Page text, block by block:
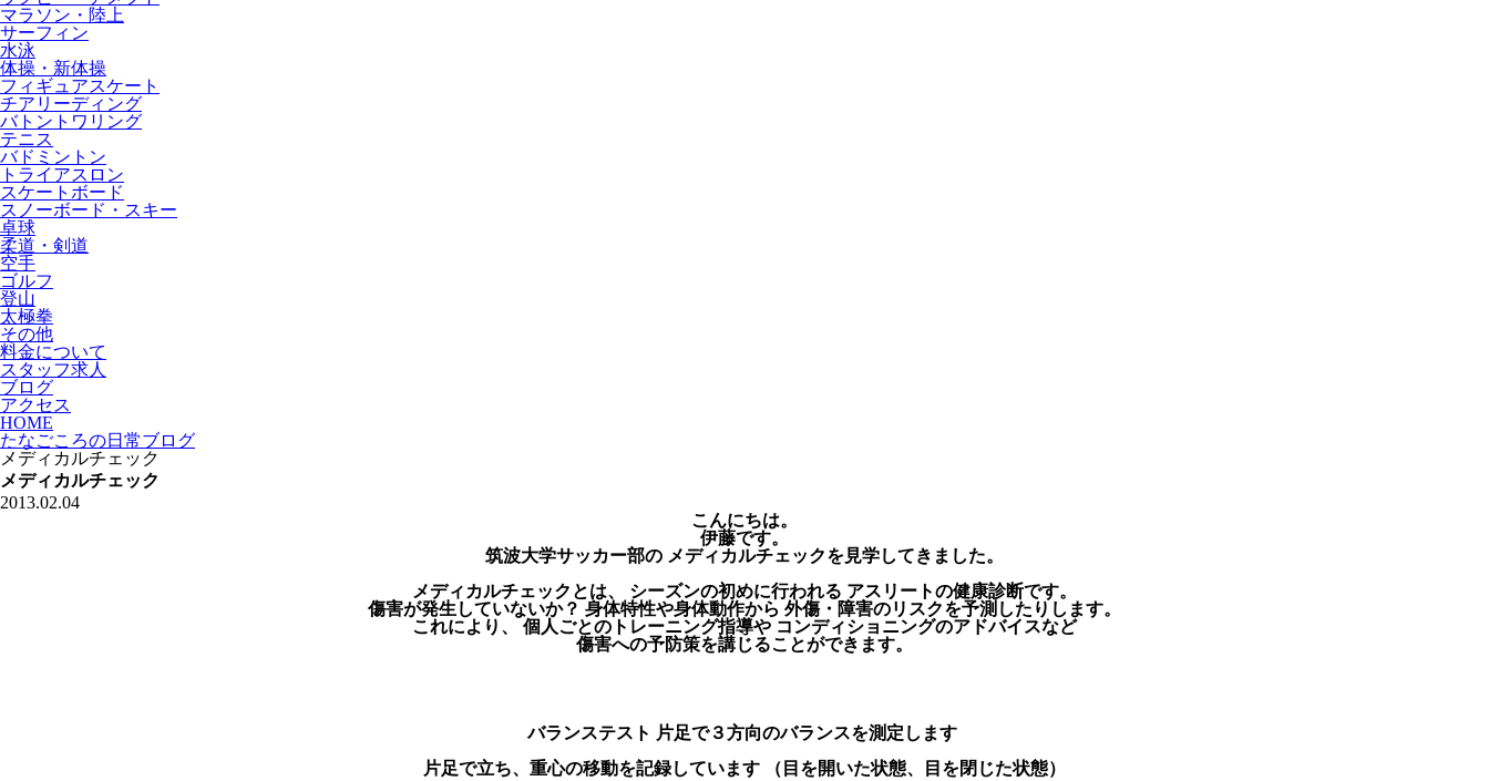
マラソン・陸上
サーフィン
水泳
体操・新体操
フィギュアスケート
チアリーディング
バトントワリング
テニス
バドミントン
トライアスロン
スケートボード
スノーボード・スキー
卓球
柔道・剣道
空手
ゴルフ
登山
太極拳
その他
料金について
スタッフ求人
ブログ
アクセス
HOME
たなごころの日常ブログ
メディカルチェック
メディカルチェック
2013.02.04
こんにちは。
伊藤です。
筑波大学サッカー部の メディカルチェックを見学してきました。
メディカルチェックとは、 シーズンの初めに行われる アスリートの健康診断です。
傷害が発生していないか？ 身体特性や身体動作から 外傷・障害のリスクを予測したりします。
これにより、 個人ごとのトレーニング指導や コンディショニングのアドバイスなど
傷害への予防策を講じることができます。
バランステスト 片足で３方向のバランスを測定します
片足で立ち、重心の移動を記録しています （目を開いた状態、目を閉じた状態）